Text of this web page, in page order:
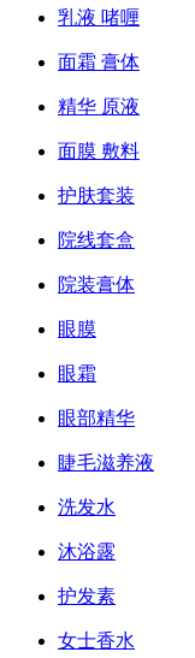
乳液 啫喱
面霜 膏体
精华 原液
面膜 敷料
护肤套装
院线套盒
院装膏体
眼膜
眼霜
眼部精华
睫毛滋养液
洗发水
沐浴露
护发素
女士香水